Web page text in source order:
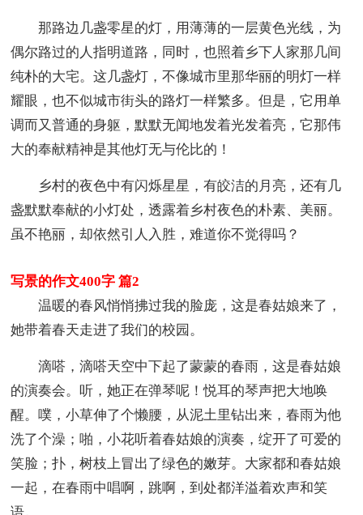
那路边几盏零星的灯，用薄薄的一层黄色光线，为
偶尔路过的人指明道路，同时，也照着乡下人家那几间
纯朴的大宅。这几盏灯，不像城市里那华丽的明灯一样
耀眼，也不似城市街头的路灯一样繁多。但是，它用单
调而又普通的身躯，默默无闻地发着光发着亮，它那伟
大的奉献精神是其他灯无与伦比的！
乡村的夜色中有闪烁星星，有皎洁的月亮，还有几
盏默默奉献的小灯处，透露着乡村夜色的朴素、美丽。
虽不艳丽，却依然引人入胜，难道你不觉得吗？
写景的作文400字 篇2
温暖的春风悄悄拂过我的脸庞，这是春姑娘来了，
她带着春天走进了我们的校园。
滴嗒，滴嗒天空中下起了蒙蒙的春雨，这是春姑娘
的演奏会。听，她正在弹琴呢！悦耳的琴声把大地唤
醒。噗，小草伸了个懒腰，从泥土里钻出来，春雨为他
洗了个澡；啪，小花听着春姑娘的演奏，绽开了可爱的
笑脸；扑，树枝上冒出了绿色的嫩芽。大家都和春姑娘
一起，在春雨中唱啊，跳啊，到处都洋溢着欢声和笑